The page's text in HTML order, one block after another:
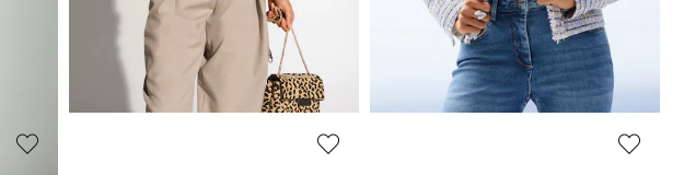
Blazer long en jersey
169,95 € 239,95 €
+1 Coloris
Meilleur prix sous 30 jours**: 229,95 € (-26%)
Blazer court en tweed
299,95 €
+2 Coloris
Meilleur prix sous 30 jours**: 189,95 € (-42%)